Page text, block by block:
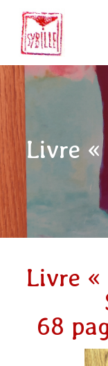
main
content
Livre
Livre
68